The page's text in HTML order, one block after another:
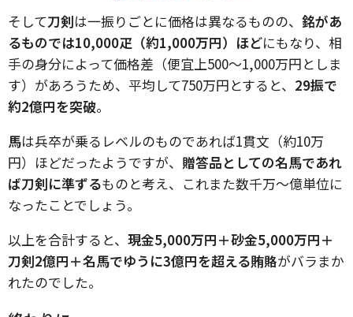
そして刀剣は一振りごとに価格は異なるものの、 銘があ
るものでは10,000疋（約1,000万円）ほどにもなり、相
手の身分によって価格差（便宜上500～1,000万円としま
す）があろうため、平均して750万円とすると、 29振で
約2億円を突破。
馬は兵卒が乗るレベルのものであれば1貫文（約10万
円）ほどだったようですが、 贈答品としての名馬であれ
ば刀剣に準ずるものと考え、これまた数千万～億単位に
なったことでしょう。
以上を合計すると、 現金5,000万円＋砂金5,000万円＋
刀剣2億円＋名馬でゆうに3億円を超える賄賂がバラまか
れたのでした。